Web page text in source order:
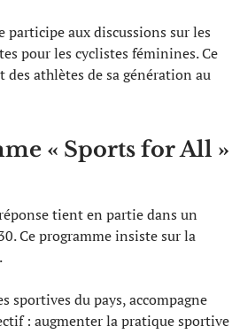
participe aux discussions sur les
pour les cyclistes féminines. Ce
athlètes de sa génération au
« Sports for All »
tient en partie dans un
Ce programme insiste sur la
sportives du pays, accompagne
: augmenter la pratique sportive